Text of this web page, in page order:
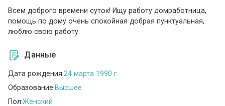
Всем доброго времени суток! Ищу работу домработница,
помощь по дому очень спокойная добрая пунктуальная,
люблю свою работу.
Данные
Дата рождения:24 марта 1990 г.
Образование:Высшее
Пол:Женский